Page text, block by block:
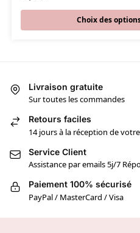
Choix des
Livraison gratuite
Sur toutes les commandes
Retours faciles
14 jours à la réception de
Service Client
Assistance par emails 5j/7
Paiement 100% sécurisé
PayPal / MasterCard / Visa